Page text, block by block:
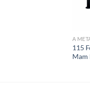
A
115
Mam